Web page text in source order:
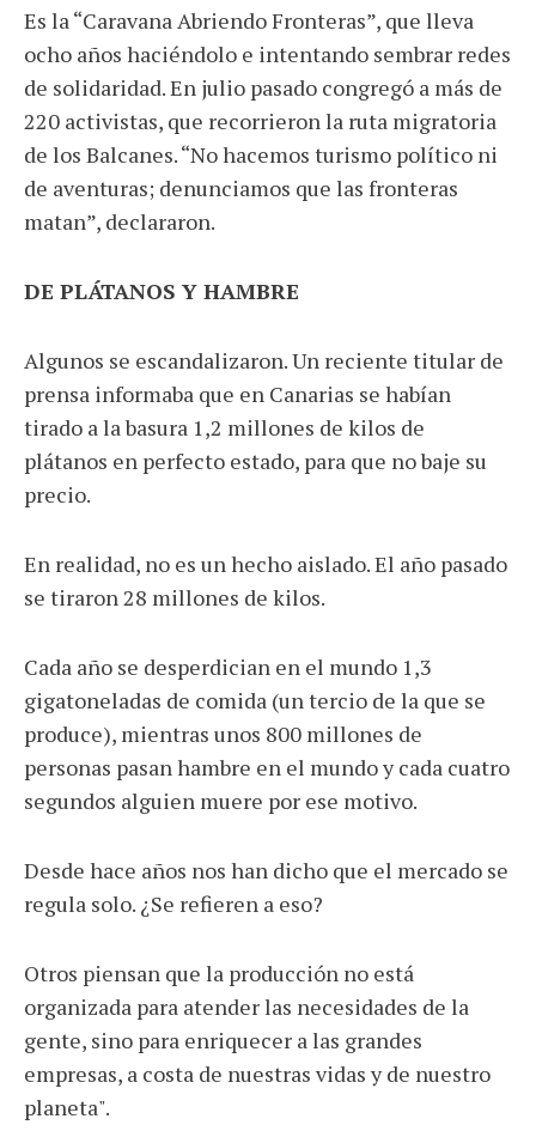
Es la “Caravana Abriendo Fronteras”, que lleva
ocho años haciéndolo e intentando sembrar redes
de solidaridad. En julio pasado congregó a más de
220 activistas, que recorrieron la ruta migratoria
de los Balcanes. “No hacemos turismo político ni
de aventuras; denunciamos que las fronteras
matan”, declararon.
DE PLÁTANOS Y HAMBRE
Algunos se escandalizaron. Un reciente titular de
prensa informaba que en Canarias se habían
tirado a la basura 1,2 millones de kilos de
plátanos en perfecto estado, para que no baje su
precio.
En realidad, no es un hecho aislado. El año pasado
se tiraron 28 millones de kilos.
Cada año se desperdician en el mundo 1,3
gigatoneladas de comida (un tercio de la que se
produce), mientras unos 800 millones de
personas pasan hambre en el mundo y cada cuatro
segundos alguien muere por ese motivo.
Desde hace años nos han dicho que el mercado se
regula solo. ¿Se refieren a eso?
Otros piensan que la producción no está
organizada para atender las necesidades de la
gente, sino para enriquecer a las grandes
empresas, a costa de nuestras vidas y de nuestro
planeta".